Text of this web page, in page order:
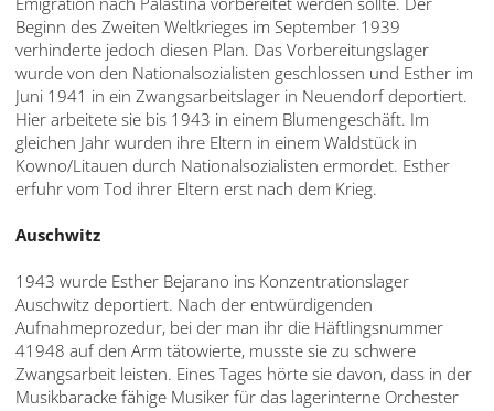
Beginn des Zweiten Weltkrieges im September 1939
verhinderte jedoch diesen Plan. Das Vorbereitungslager
wurde von den Nationalsozialisten geschlossen und Esther im
Juni 1941 in ein Zwangsarbeitslager in Neuendorf deportiert.
Hier arbeitete sie bis 1943 in einem Blumengeschäft. Im
gleichen Jahr wurden ihre Eltern in einem Waldstück in
Kowno/Litauen durch Nationalsozialisten ermordet. Esther
erfuhr vom Tod ihrer Eltern erst nach dem Krieg.
Auschwitz
1943 wurde Esther Bejarano ins Konzentrationslager
Auschwitz deportiert. Nach der entwürdigenden
Aufnahmeprozedur, bei der man ihr die Häftlingsnummer
41948 auf den Arm tätowierte, musste sie zu schwere
Zwangsarbeit leisten. Eines Tages hörte sie davon, dass in der
Musikbaracke fähige Musiker für das lagerinterne Orchester